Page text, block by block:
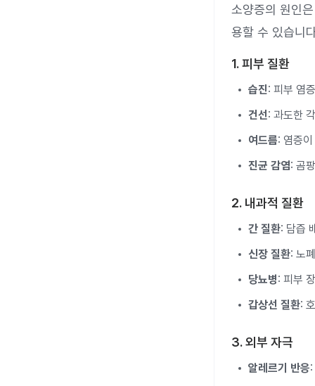
소양증의 원인
용할 수 있습니
1. 피부 질환
습진: 피부 염
건선: 과도한
여드름: 염증
진균 감염: 곰
2. 내과적 질환
간 질환: 담즙
신장 질환: 노
당뇨병: 피부
갑상선 질환:
3. 외부 자극
알레르기 반응